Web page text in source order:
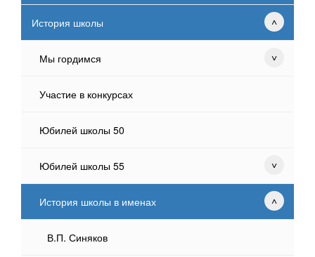
История школы
Мы гордимся
Участие в конкурсах
Юбилей школы 50
Юбилей школы 55
История школы в именах
В.П. Синяков